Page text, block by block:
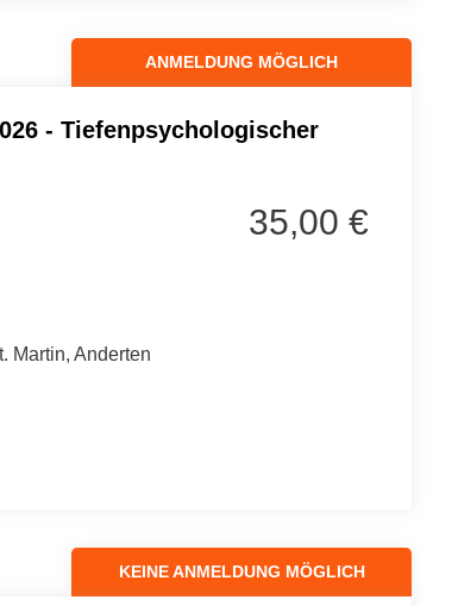
ANMELDUNG MÖGLICH
- Tiefenpsychologischer
Martin, Anderten
35,00 €
KEINE ANMELDUNG MÖGLICH